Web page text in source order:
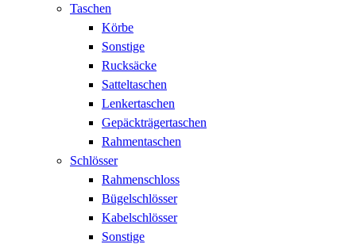
Taschen
Körbe
Sonstige
Rucksäcke
Satteltaschen
Lenkertaschen
Gepäckträgertaschen
Rahmentaschen
Schlösser
Rahmenschloss
Bügelschlösser
Kabelschlösser
Sonstige